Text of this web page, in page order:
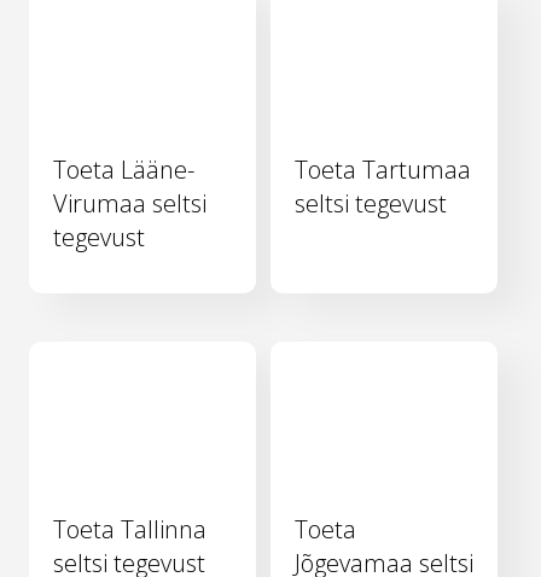
Toeta Lääne-
Virumaa seltsi
tegevust
Toeta Tartumaa
seltsi tegevust
Toeta Tallinna
seltsi tegevust
Toeta
Jõgevamaa seltsi